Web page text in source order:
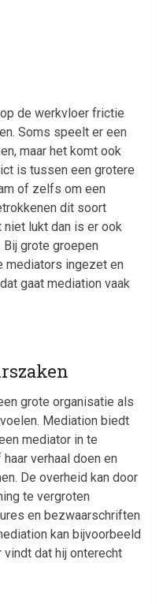
de werkvloer frictie
Soms speelt er een
maar het komt ook
is tussen een grotere
of zelfs om een
dit soort
lukt dan is er ook
grote groepen
mediators ingezet en
gaat mediation vaak
grote organisatie als
Mediation biedt
mediator in te
verhaal doen en
De overheid kan door
te vergroten
en bezwaarschriften
kan bijvoorbeeld
dat hij onterecht